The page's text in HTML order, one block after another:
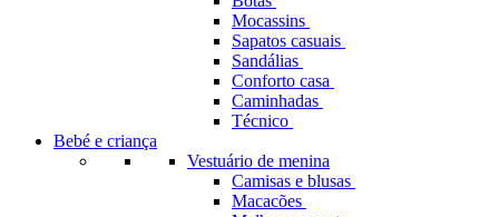
Mocassins
Sapatos casuais
Sandálias
Conforto casa
Caminhadas
Técnico
Bebé e criança
Vestuário de menina
Camisas e blusas
Macacões